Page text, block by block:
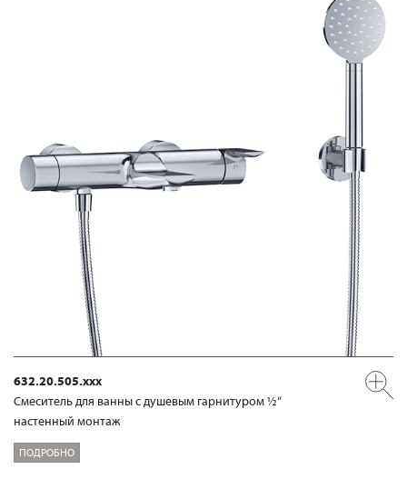
632.20.505.xxx
Смеситель для ванны с душевым гарнитуром ½“
настенный монтаж
ПОДРОБНО